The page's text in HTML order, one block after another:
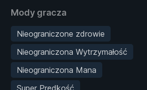
Mody gracza
Nieograniczone zdrowie
Nieograniczona Wytrzymałość
Nieograniczona Mana
Super Prędkość